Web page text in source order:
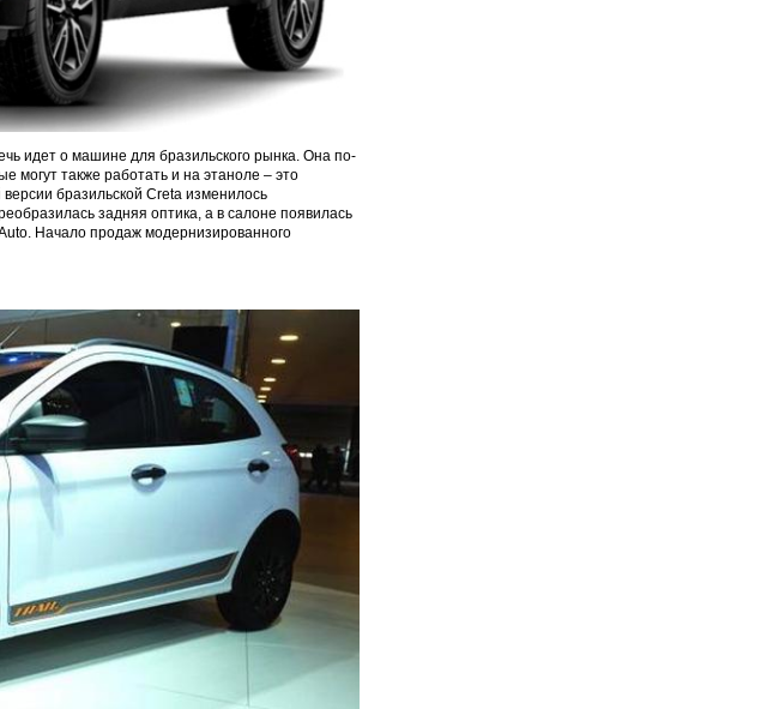
идет о машине для бразильского рынка. Она по-
могут также работать и на этаноле – это
бразильской Creta изменилось
задняя оптика, а в салоне появилась
Начало продаж модернизированного